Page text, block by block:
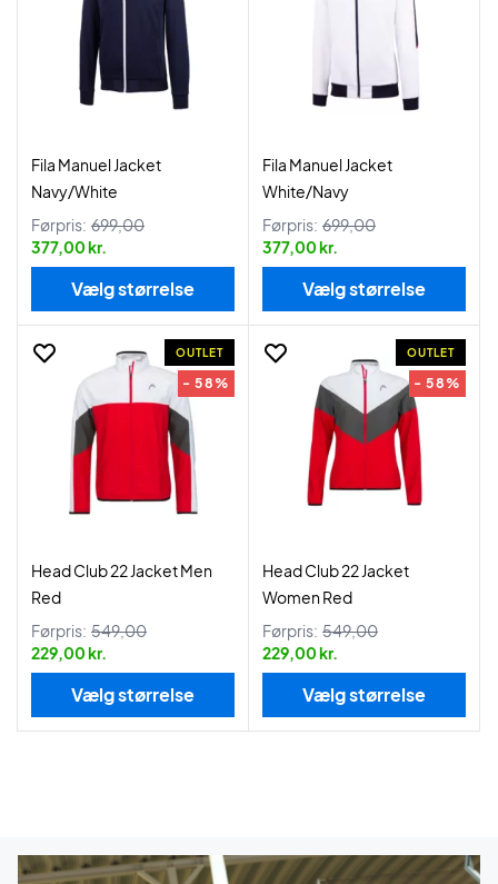
Fila Manuel Jacket
Navy/White
Førpris: 699,00
377,00 kr.
Vælg størrelse
Fila Manuel Jacket
White/Navy
Førpris: 699,00
377,00 kr.
Vælg størrelse
OUTLET
- 58%
Head Club 22 Jacket Men
Red
Førpris: 549,00
229,00 kr.
Vælg størrelse
OUTLET
- 58%
Head Club 22 Jacket
Women Red
Førpris: 549,00
229,00 kr.
Vælg størrelse